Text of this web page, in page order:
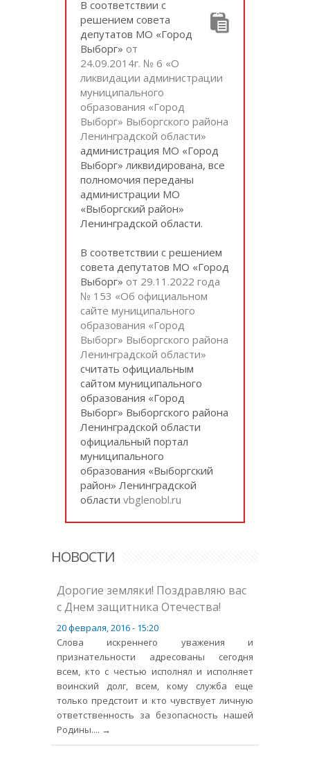
В соответствии с
решением совета
депутатов МО «Город
Выборг» от
24.09.2014г. № 6 «О
ликвидации администрации
муниципального
образования «Город
Выборг» Выборгского района
Ленинградской области»
администрация МО «Город
Выборг» ликвидирована, все
полномочия переданы
администрации МО
«Выборгский район»
Ленинградской области.
В соответствии с решением
совета депутатов МО «Город
Выборг» от 29.11.2022 года
№ 153 «Об официальном
сайте муниципального
образования «Город
Выборг» Выборгского района
Ленинградской области»
cчитать официальным
сайтом муниципального
образования «Город
Выборг» Выборгского района
Ленинградской области
официальный портал
муниципального
образования «Выборгский
район» Ленинградской
области vbglenobl.ru
НОВОСТИ
Дорогие земляки! Поздравляю вас
с Днем защитника Отечества!
20 февраля, 2016 - 15:20
Слова искреннего уважения и
признательности адресованы сегодня
всем, кто с честью исполнял и исполняет
воинский долг, всем, кому служба еще
только предстоит и кто чувствует личную
ответственность за безопасность нашей
Родины.... →